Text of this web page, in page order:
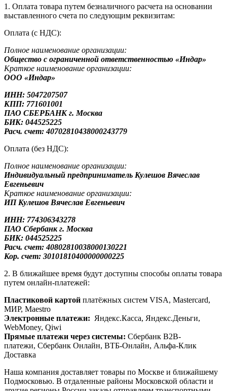
1. Оплата товара путем безналичного расчета на основании
выставленного счета по следующим реквизитам:
Оплата (с НДС):
Полное наименование организации:
Общество с ограниченной ответственностью «Индар»
Краткое наименование организации:
ООО «Индар»
ИНН: 5047207507
КПП: 771601001
ПАО СБЕРБАНК г. Москва
БИК: 044525225
Расч. счет: 40702810438000243779
Оплата (без НДС):
Полное наименование организации:
Индивидуальный предприниматель Кулешов Вячеслав
Евгеньевич
Краткое наименование организации:
ИП Кулешов Вячеслав Евгеньевич
ИНН: 774306343278
ПАО Сбербанкг. Москва
БИК: 044525225
Расч. счет: 40802810038000130221
Кор. счет: 30101810400000000225
2. В ближайшее время будут доступны способы оплаты товара
путем онлайн-платежей:
Пластиковой картой платёжных систем VISA, Mastercard,
МИР, Maestrо
Электронные платежи: Яндекс.Касса, Яндекс.Деньги,
WebMoney, Qiwi
Прямые платежи через системы: Сбербанк B2B-
платежи, Сбербанк Онлайн, ВТБ-Онлайн, Альфа-Клик
Доставка
Наша компания доставляет товары по Москве и ближайшему
Подмосковью. В отдаленные районы Московской области и